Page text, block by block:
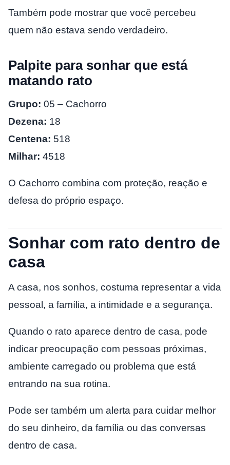
Também pode mostrar que você percebeu
quem não estava sendo verdadeiro.
Palpite para sonhar que está
matando rato
Grupo: 05 – Cachorro
Dezena: 18
Centena: 518
Milhar: 4518
O Cachorro combina com proteção, reação e
defesa do próprio espaço.
Sonhar com rato dentro de
casa
A casa, nos sonhos, costuma representar a vida
pessoal, a família, a intimidade e a segurança.
Quando o rato aparece dentro de casa, pode
indicar preocupação com pessoas próximas,
ambiente carregado ou problema que está
entrando na sua rotina.
Pode ser também um alerta para cuidar melhor
do seu dinheiro, da família ou das conversas
dentro de casa.